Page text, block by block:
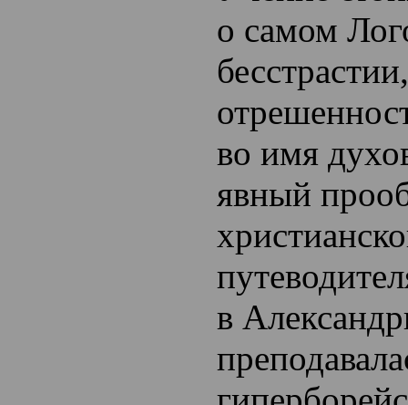
о самом
во имя
явный
в